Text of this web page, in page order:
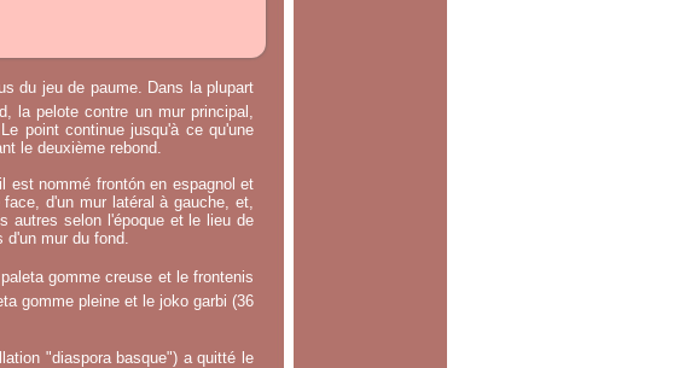
du jeu de paume. Dans la plupart
la pelote contre un mur principal,
point continue jusqu'à ce qu'une
le deuxième rebond.
est nommé frontón en espagnol et
d'un mur latéral à gauche, et,
autres selon l'époque et le lieu de
d'un mur du fond.
gomme creuse et le frontenis
gomme pleine et le joko garbi (36
"diaspora basque") a quitté le